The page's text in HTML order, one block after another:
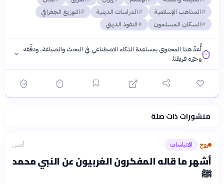
المذاهب الإسلامية
الدراسات الدينية
التوزيع الجغرافي
السكان المسلمون
النفوذ الديني
أُعدّ هذا المحتوى بمساعدة الذكاء الاصطناعي في البحث والصياغة، ودقّقه
وحرّره فريقنا.
فلسفتنا المعرفية· سياسة الذكاء الاصطناعيمنشورات ذات صلة
روح› اقتباسات أمس
أشهر ما قاله المفكرون الغربيون عن النبي محمد
ﷺ